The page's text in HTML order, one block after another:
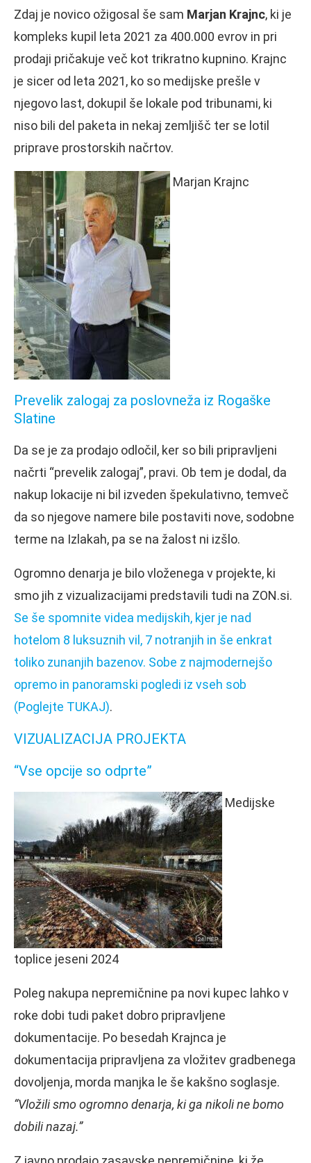
Zdaj je novico ožigosal še sam Marjan Krajnc, ki je
kompleks kupil leta 2021 za 400.000 evrov in pri
prodaji pričakuje več kot trikratno kupnino. Krajnc
je sicer od leta 2021, ko so medijske prešle v
njegovo last, dokupil še lokale pod tribunami, ki
niso bili del paketa in nekaj zemljišč ter se lotil
priprave prostorskih načrtov.
Marjan Krajnc
Prevelik zalogaj za poslovneža iz Rogaške
Slatine
Da se je za prodajo odločil, ker so bili pripravljeni
načrti “prevelik zalogaj”, pravi. Ob tem je dodal, da
nakup lokacije ni bil izveden špekulativno, temveč
da so njegove namere bile postaviti nove, sodobne
terme na Izlakah, pa se na žalost ni izšlo.
Ogromno denarja je bilo vloženega v projekte, ki
smo jih z vizualizacijami predstavili tudi na ZON.si.
Se še spomnite videa medijskih, kjer je nad
hotelom 8 luksuznih vil, 7 notranjih in še enkrat
toliko zunanjih bazenov. Sobe z najmodernejšo
opremo in panoramski pogledi iz vseh sob
(Poglejte TUKAJ).
VIZUALIZACIJA PROJEKTA
“Vse opcije so odprte”
Medijske
toplice jeseni 2024
Poleg nakupa nepremičnine pa novi kupec lahko v
roke dobi tudi paket dobro pripravljene
dokumentacije. Po besedah Krajnca je
dokumentacija pripravljena za vložitev gradbenega
dovoljenja, morda manjka le še kakšno soglasje.
“Vložili smo ogromno denarja, ki ga nikoli ne bomo
dobili nazaj.”